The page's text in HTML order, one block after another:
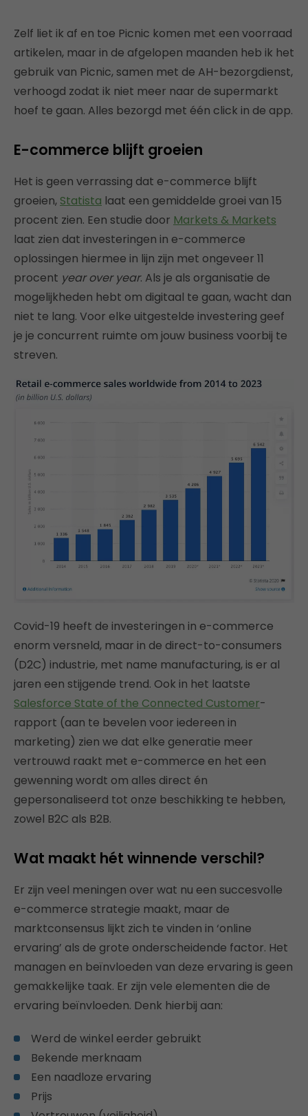
Zelf liet ik af en toe Picnic komen met een voorraad
artikelen, maar in de afgelopen maanden heb ik het
gebruik van Picnic, samen met de AH-bezorgdienst,
verhoogd zodat ik niet meer naar de supermarkt
hoef te gaan. Alles bezorgd met één click in de app.
E-commerce blijft groeien
Het is geen verrassing dat e-commerce blijft
groeien, Statista laat een gemiddelde groei van 15
procent zien. Een studie door Markets & Markets
laat zien dat investeringen in e-commerce
oplossingen hiermee in lijn zijn met ongeveer 11
procent year over year. Als je als organisatie de
mogelijkheden hebt om digitaal te gaan, wacht dan
niet te lang. Voor elke uitgestelde investering geef
je je concurrent ruimte om jouw business voorbij te
streven.
Covid-19 heeft de investeringen in e-commerce
enorm versneld, maar in de direct-to-consumers
(D2C) industrie, met name manufacturing, is er al
jaren een stijgende trend. Ook in het laatste
Salesforce State of the Connected Customer-
rapport (aan te bevelen voor iedereen in
marketing) zien we dat elke generatie meer
vertrouwd raakt met e-commerce en het een
gewenning wordt om alles direct én
gepersonaliseerd tot onze beschikking te hebben,
zowel B2C als B2B.
Wat maakt hét winnende verschil?
Er zijn veel meningen over wat nu een succesvolle
e-commerce strategie maakt, maar de
marktconsensus lijkt zich te vinden in ‘online
ervaring’ als de grote onderscheidende factor. Het
managen en beïnvloeden van deze ervaring is geen
gemakkelijke taak. Er zijn vele elementen die de
ervaring beïnvloeden. Denk hierbij aan:
Werd de winkel eerder gebruikt
Bekende merknaam
Een naadloze ervaring
Prijs